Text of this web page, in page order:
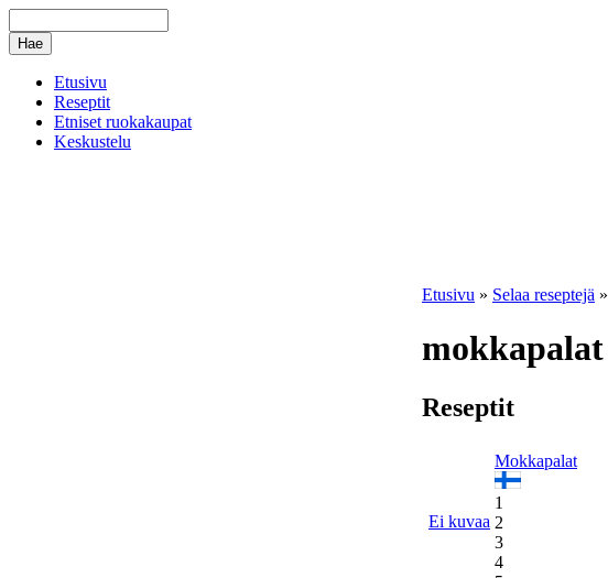
Etusivu
Reseptit
Etniset ruokakaupat
Keskustelu
Etusivu » Selaa reseptejä »
mokkapalat
Reseptit
Ei kuvaa
Mokkapalat
1
2
3
4